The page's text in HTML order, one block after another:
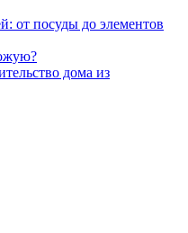
от посуды до элементов
дома из